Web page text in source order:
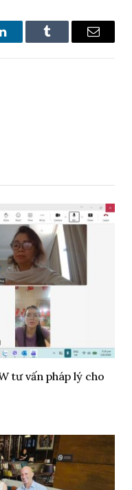
LinkedInTumblr Email
tư vấn pháp lý cho